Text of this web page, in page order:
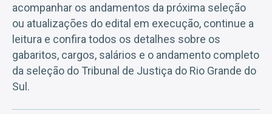
acompanhar os andamentos da próxima seleção
ou atualizações do edital em execução, continue a
leitura e confira todos os detalhes sobre os
gabaritos, cargos, salários e o andamento completo
da seleção do Tribunal de Justiça do Rio Grande do
Sul.